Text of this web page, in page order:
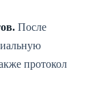
После
протокол